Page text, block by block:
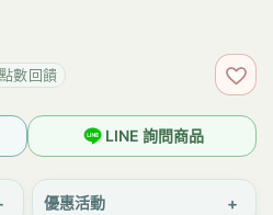
數回饋 加
LINE 詢問商品
優惠活動 +